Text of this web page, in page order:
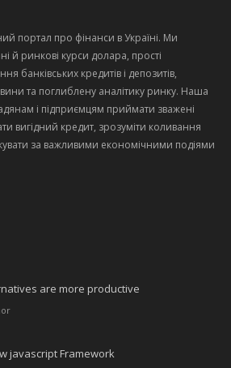
портал про фінанси в Україні. Ми
й ринкові курси долара, прості
банківських кредитів і депозитів,
та поглиблену аналітику ринку. Наша
і підприємцям приймати зважені
вигідний кредит, зрозуміти коливання
за важливими економічними подіями
are more productive
javascript Framework